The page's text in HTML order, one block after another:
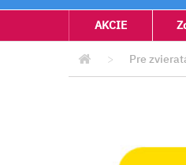
AKCIE
> Pre